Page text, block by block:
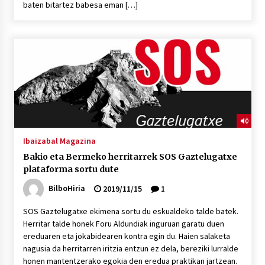
Larunbatean Plentziako Itsas Martxa ospatuko
da
2026/07/07
LIBURUEN ERREPUBLIKA TXIKIA: Hiragana akats
2026/07/07
Auritz Iñurrietaren margoak ikusgai
2026/07/03
SOINUGELA: Paul McCartney eta Ringo Starr-en
lan berriak
baten bitartez babesa eman […]
Ibaizabal Magazina
Bakio eta Bermeko herritarrek SOS Gaztelugatxe
plataforma sortu dute
BilboHiria
2019/11/15 1
SOS Gaztelugatxe ekimena sortu du eskualdeko talde batek.
Herritar talde honek Foru Aldundiak inguruan garatu duen
ereduaren eta jokabidearen kontra egin du. Haien salaketa
nagusia da herritarren iritzia entzun ez dela, bereziki lurralde
honen mantentzerako egokia den eredua praktikan jartzean.